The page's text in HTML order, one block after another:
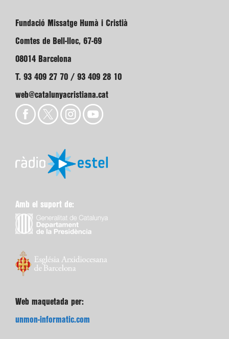
Fundació Missatge Humà i Cristià
Comtes de Bell-lloc, 67-69
08014 Barcelona
T. 93 409 27 70 / 93 409 28 10
web@catalunyacristiana.cat
Amb el suport de:
Web maquetada per:
unmon-informatic.com